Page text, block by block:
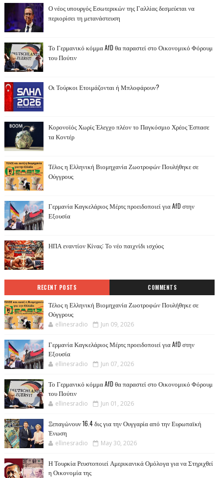
Ο νέος υπουργός Εσωτερικών της Γαλλίας δεσμεύεται να
περιορίσει τη μετανάστευση
Το Γερμανικό κόμμα AfD θα παραστεί στο Οικονομικό Φόρουμ
του Πούτιν
Οι Τούρκοι Ετοιμάζονται ή Μπλοφάρουν?
Κορονοϊός Χωρίς Έλεγχο πλέον το Παγκόσμιο Χρέος Έσπασε
τα Κοντέρ
Τέλος η Ελληνική Βιομηχανία Ζωοτροφών Πουλήθηκε σε
Ούγγρους
Γερμανία Καγκελάριος Μέρτς προειδοποιεί για AfD στην
Εξουσία
ΗΠΑ εναντίον Κίνας: Το νέο παιχνίδι ισχύος
RECENT POSTS COMMENTS
Τέλος η Ελληνική Βιομηχανία Ζωοτροφών Πουλήθηκε σε
Ούγγρους
ellinesradio Jun 09, 2026
Γερμανία Καγκελάριος Μέρτς προειδοποιεί για AfD στην
Εξουσία
ellinesradio Jun 07, 2026
Το Γερμανικό κόμμα AfD θα παραστεί στο Οικονομικό Φόρουμ
του Πούτιν
ellinesradio Jun 01, 2026
Ξεπαγώνουν 16.4 δις για την Ουγγαρία από την Ευρωπαϊκή
Ένωση
ellinesradio May 30, 2026
Η Τουρκία Ρευστοποιεί Αμερικανικά Ομόλογα για να Στηριχθεί
η Οικονομία της